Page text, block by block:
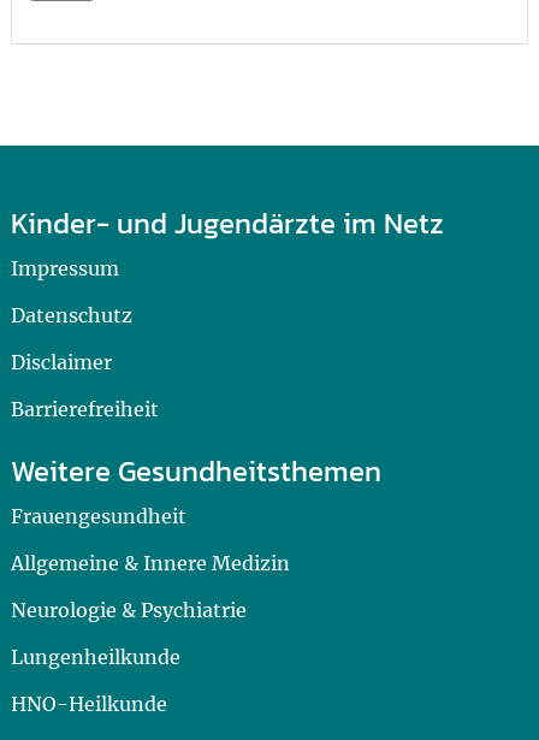
Kinder- und Jugendärzte im Netz
Impressum
Datenschutz
Disclaimer
Barrierefreiheit
Weitere Gesundheitsthemen
Frauengesundheit
Allgemeine & Innere Medizin
Neurologie & Psychiatrie
Lungenheilkunde
HNO-Heilkunde